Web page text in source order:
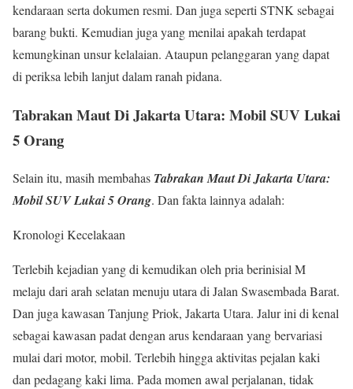
kendaraan serta dokumen resmi. Dan juga seperti STNK sebagai
barang bukti. Kemudian juga yang menilai apakah terdapat
kemungkinan unsur kelalaian. Ataupun pelanggaran yang dapat
di periksa lebih lanjut dalam ranah pidana.
Tabrakan Maut Di Jakarta Utara: Mobil SUV Lukai
5 Orang
Selain itu, masih membahas Tabrakan Maut Di Jakarta Utara:
Mobil SUV Lukai 5 Orang. Dan fakta lainnya adalah:
Kronologi Kecelakaan
Terlebih kejadian yang di kemudikan oleh pria berinisial M
melaju dari arah selatan menuju utara di Jalan Swasembada Barat.
Dan juga kawasan Tanjung Priok, Jakarta Utara. Jalur ini di kenal
sebagai kawasan padat dengan arus kendaraan yang bervariasi
mulai dari motor, mobil. Terlebih hingga aktivitas pejalan kaki
dan pedagang kaki lima. Pada momen awal perjalanan, tidak